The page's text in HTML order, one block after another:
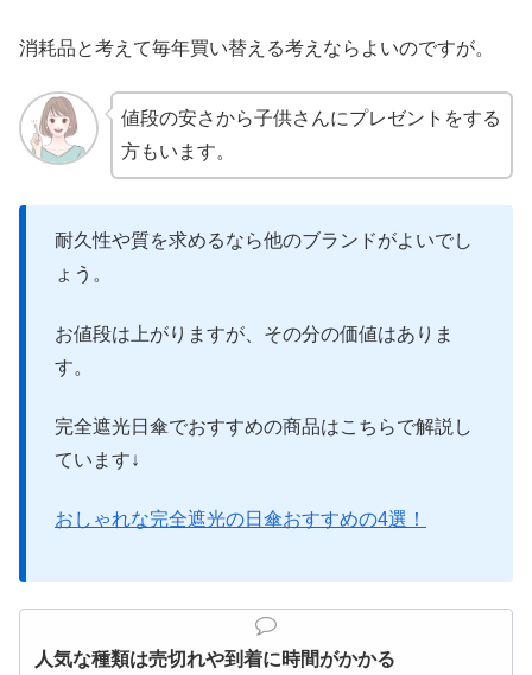
消耗品と考えて毎年買い替える考えならよいのですが。
値段の安さから子供さんにプレゼントをする
方もいます。
耐久性や質を求めるなら他のブランドがよいでし
ょう。
お値段は上がりますが、その分の価値はありま
す。
完全遮光日傘でおすすめの商品はこちらで解説し
ています↓
おしゃれな完全遮光の日傘おすすめの4選！
人気な種類は売切れや到着に時間がかかる